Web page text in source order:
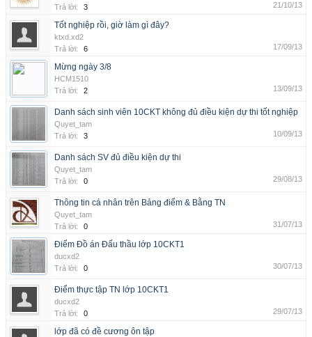
Trả lời:
3 21/10/13
Tốt nghiệp rồi, giờ làm gì đây?
ktxd.xd2
Trả lời:
6 17/09/13
Mừng ngày 3/8
HCM1510
Trả lời:
2 13/09/13
Danh sách sinh viên 10CKT không đủ điều kiện dự thi tốt nghiệp
Quyet_tam
Trả lời:
3 10/09/13
Danh sách SV đủ điều kiện dự thi
Quyet_tam
Trả lời:
0 29/08/13
Thông tin cá nhân trên Bảng điểm & Bằng TN
Quyet_tam
Trả lời:
0 31/07/13
Điểm Đồ án Đấu thầu lớp 10CKT1
ducxd2
Trả lời:
0 30/07/13
Điểm thực tập TN lớp 10CKT1
ducxd2
Trả lời:
0 29/07/13
lớp đã có đề cương ôn tập